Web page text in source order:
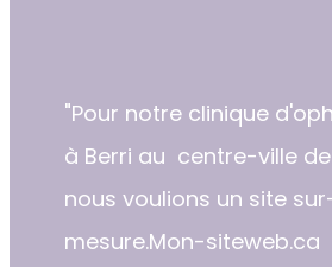
"​​Pour notre clinique
à Berri au centre-ville
nous voulions un site
mesure.Mon-siteweb.ca